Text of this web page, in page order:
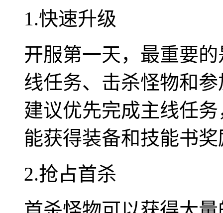
1.快速升级
开服第一天，最重要
线任务、击杀怪物和
建议优先完成主线任
能获得装备和技能书奖
2.抢占首杀